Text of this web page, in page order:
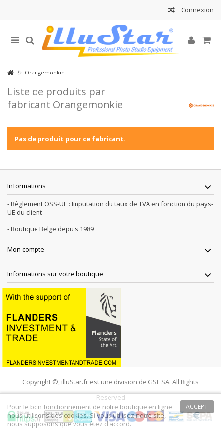
Connexion
Orangemonkie
Liste de produits par
fabricant Orangemonkie
Pas de produit pour ce fabricant.
Informations
- Règlement OSS-UE : Imputation du taux de TVA en fonction du pays-
UE du client
- Boutique Belge depuis 1989
Mon compte
Informations sur votre boutique
Copyright ©, illuStar.fr est une division de GSL SA. All Rights
Reserved
ACCEPT
Pour le bon fonctionnement de notre boutique en ligne
nous utilisons des cookies. Si vous utilisez notre site,
nous supposons que vous êtez d'accord.